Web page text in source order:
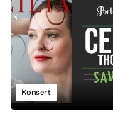
Konsert